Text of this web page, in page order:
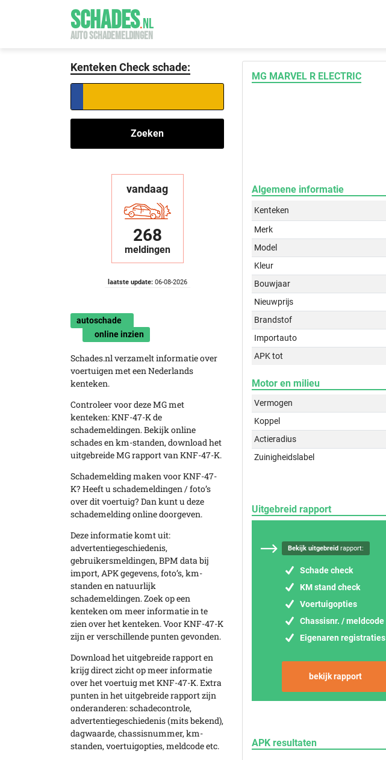
SCHADES.NL
AUTO SCHADEMELDINGEN
Kenteken Check schade:
Zoeken
vandaag
268
meldingen
laatste update:06-08-2026
autoschade
online inzien
Schades.nl verzamelt informatie over
voertuigen met een Nederlands
kenteken.
Controleer voor deze MG met
kenteken: KNF-47-K de
schademeldingen. Bekijk online
schades en km-standen, download het
uitgebreide MG rapport van KNF-47-K.
Schademelding maken voor KNF-47-
K? Heeft u schademeldingen / foto’s
over dit voertuig? Dan kunt u deze
schademelding online doorgeven.
Deze informatie komt uit:
advertentiegeschiedenis,
gebruikersmeldingen, BPM data bij
import, APK gegevens, foto’s, km-
standen en natuurlijk
schademeldingen. Zoek op een
kenteken om meer informatie in te
zien over het kenteken. Voor KNF-47-K
zijn er verschillende punten gevonden.
Download het uitgebreide rapport en
krijg direct zicht op meer informatie
over het voertuig met KNF-47-K. Extra
punten in het uitgebreide rapport zijn
onderanderen: schadecontrole,
advertentiegeschiedenis (mits bekend),
dagwaarde, chassisnummer, km-
standen, voertuigopties, meldcode etc.
MG MARVEL R ELECTRIC
Algemene informatie
Kenteken
Merk
Model
Kleur
Bouwjaar
Nieuwprijs
Brandstof
Importauto
APK tot
Motor en milieu
Vermogen
Koppel
Actieradius
Zuinigheidslabel
Uitgebreid rapport
Bekijk uitgebreid rapport:
Schade check
KM stand check
Voertuigopties
Chassisnr. / meldcode
Eigenaren registraties
bekijk rapport
APK resultaten